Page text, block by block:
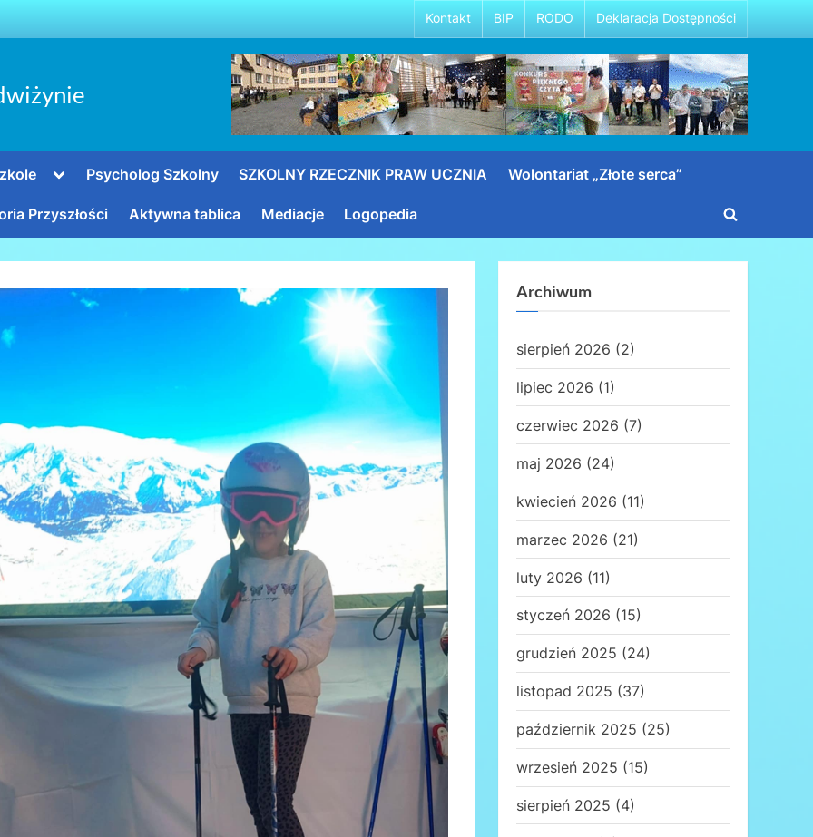
Kontakt BIP RODO Deklaracja Dostępności
TogglePsycholog Szkolny SZKOLNY RZECZNIK PRAW UCZNIA Wolontariat „Złote serca”
Przyszłości Aktywna tablica Mediacje Logopedia
Toggle
Archiwum
sierpień 2026 (2)
lipiec 2026 (1)
czerwiec 2026 (7)
maj 2026 (24)
kwiecień 2026 (11)
marzec 2026 (21)
luty 2026 (11)
styczeń 2026 (15)
grudzień 2025 (24)
listopad 2025 (37)
październik 2025 (25)
wrzesień 2025 (15)
sierpień 2025 (4)